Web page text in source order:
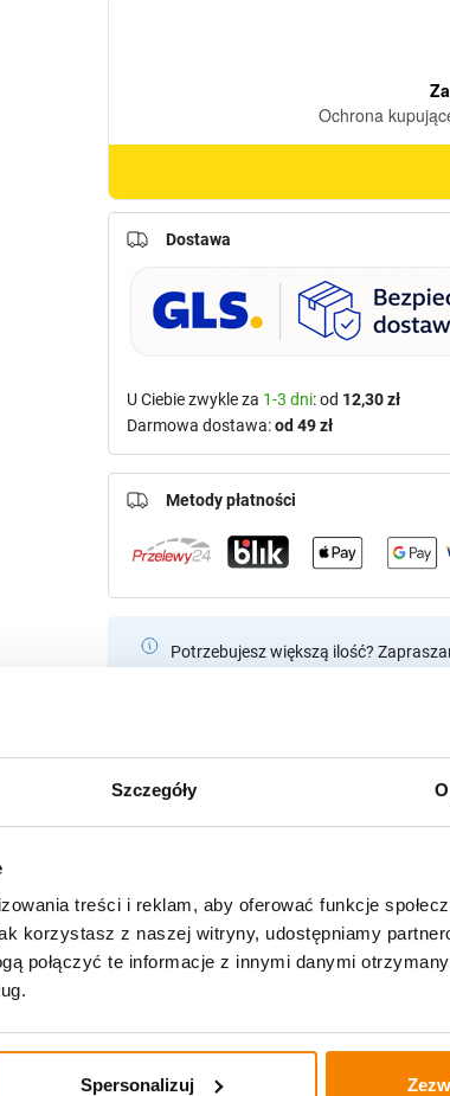
Szczegóły
treści i reklam, aby oferować funkcje
korzystasz z naszej witryny, udostępniamy
połączyć te informacje z innymi danymi
Spersonalizuj
Potrzebujesz większą ilość?
Dostawa
U Ciebie zwykle za 1-3 dni: od 12,30 zł
Darmowa dostawa:od 49 zł
Metody płatności
Specyfikacja